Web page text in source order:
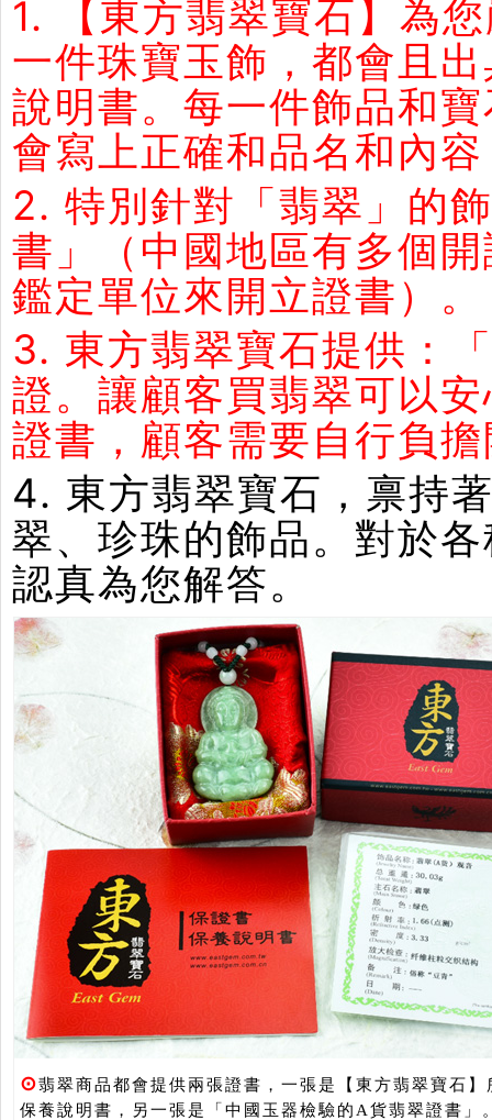
1. 【東方翡翠寶石】為
一件珠寶玉飾，都會且
說明書。每一件飾品和
會寫上正確和品名和內
2. 特別針對「翡翠」的
書」（中國地區有多個
鑑定單位來開立證書）。
3. 東方翡翠寶石提供：
證。讓顧客買翡翠可以
證書，顧客需要自行負
4. 東方翡翠寶石，禀持
翠、珍珠的飾品。對於
認真為您解答。
⊙翡翠商品都會提供兩張證書，一張是【東方翡翠寶石
保養說明書，另一張是「中國玉器檢驗的A貨翡翠證書」